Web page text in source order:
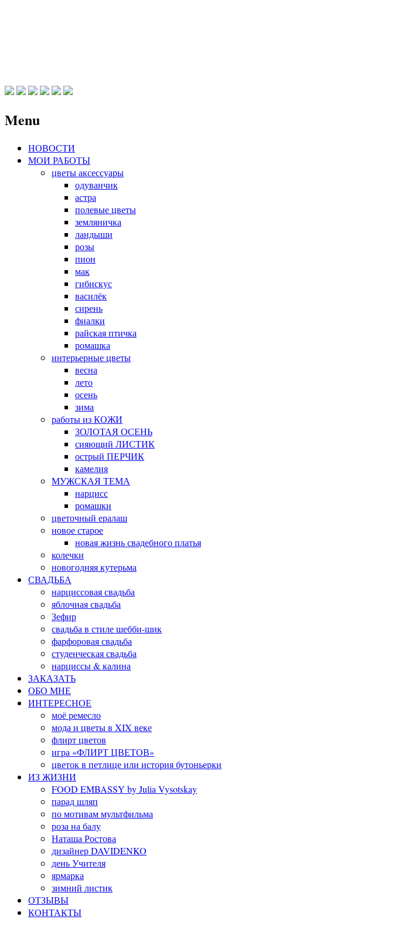
Menu
Skip НОВОСТИ
МОИ РАБОТЫ
цветы аксессуары
одуванчик
астра
полевые цветы
земляничка
ландыши
розы
пион
мак
гибискус
василёк
сирень
фиалки
райская птичка
ромашка
интерьерные цветы
весна
лето
осень
зима
работы из КОЖИ
ЗОЛОТАЯ ОСЕНЬ
сияющий ЛИСТИК
острый ПЕРЧИК
камелия
МУЖСКАЯ ТЕМА
нарцисс
ромашки
цветочный ералаш
новое старое
новая жизнь свадебного платья
колечки
новогодняя кутерьма
СВАДЬБА
нарциссовая свадьба
яблочная свадьба
Зефир
свадьба в стиле шебби-шик
фарфоровая свадьба
студенческая свадьба
нарциссы & калина
ЗАКАЗАТЬ
ОБО МНЕ
ИНТЕРЕСНОЕ
моё ремесло
мода и цветы в XIX веке
флирт цветов
игра «ФЛИРТ ЦВЕТОВ»
цветок в петлице или история бутоньерки
ИЗ ЖИЗНИ
FOOD EMBASSY by Julia Vysotskay
парад шляп
по мотивам мультфильма
роза на балу
Наташа Ростова
дизайнер DAVIDENKO
день Учителя
ярмарка
зимний листик
ОТЗЫВЫ
КОНТАКТЫ